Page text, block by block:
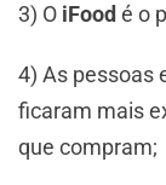
3) O iFood é o
4) As pessoas
ficaram mais
que compram;